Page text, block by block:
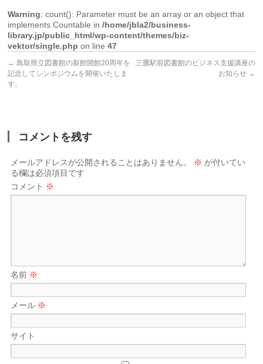
Warning: count(): Parameter must be an array or an object that
implements Countable in/home/jbla2/business-
library.jp/public_html/wp-content/themes/biz-
vektor/single.php on line47
← 鳥取県立図書館の新館開館20周年を
記念してシンポジウムを開催いたしま
す。
三鷹駅前図書館のビジネス支援講座の
お知らせ →
コメントを残す
メールアドレスが公開されることはありません。 ※ が付いてい
る欄は必須項目です
コメント ※
名前 ※
メール ※
サイト